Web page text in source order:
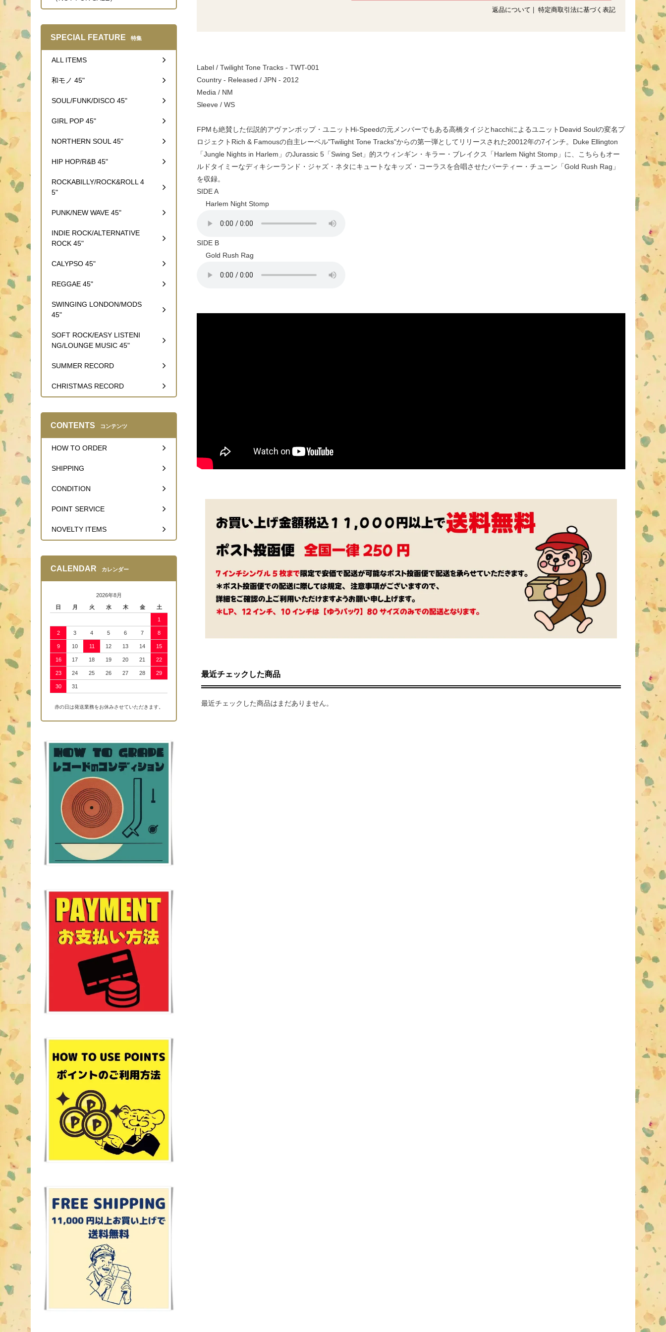
返品について 特定商取引法に基づく表記
Label / Twilight Tone Tracks - TWT-001
Country - Released / JPN - 2012
Media / NM
Sleeve / WS
FPMも絶賛した伝説的アヴァンポップ・ユニットHi-Speedの元メンバーでもある高橋タイジとhacchiによるユニットDeavid Soulの変名プ
ロジェクトRich & Famousの自主レーベル"Twilight Tone Tracks"からの第一弾としてリリースされた20012年の7インチ。Duke Ellington
「Jungle Nights in Harlem」のJurassic 5「Swing Set」的スウィンギン・キラー・ブレイクス「Harlem Night Stomp」に、こちらもオー
ルドタイミーなディキシーランド・ジャズ・ネタにキュートなキッズ・コーラスを合唱させたパーティー・チューン「Gold Rush Rag」
を収録。
SIDE A
Harlem Night Stomp
SIDE B
Gold Rush Rag
最近チェックした商品
最近チェックした商品はまだありません。
SPECIAL FEATURE 特集
ALL ITEMS
和モノ 45"
SOUL/FUNK/DISCO 45"
GIRL POP 45"
NORTHERN SOUL 45"
HIP HOP/R&B 45"
ROCKABILLY/ROCK&ROLL 4
5"
PUNK/NEW WAVE 45"
INDIE ROCK/ALTERNATIVE
ROCK 45"
CALYPSO 45"
REGGAE 45"
SWINGING LONDON/MODS
45"
SOFT ROCK/EASY LISTENI
NG/LOUNGE MUSIC 45"
SUMMER RECORD
CHRISTMAS RECORD
CONTENTS コンテンツ
HOW TO ORDER
SHIPPING
CONDITION
POINT SERVICE
NOVELTY ITEMS
CALENDAR カレンダー
2026年8月
日
月 火 水 木 金 土
1
2 3 4 5 6 7 8
9 10 11 12 13 14 15
16 17 18 19 20 21 22
23 24 25 26 27 28 29
30 31
赤の日は発送業務をお休みさせていただきます。